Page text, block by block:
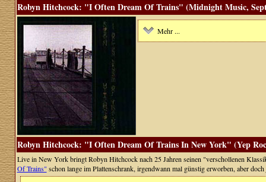
Robyn Hitchcock: "I Often Dream Of Trains" (Midnight Music,
Mehr ...
Robyn Hitchcock: "I Often Dream Of Trains In New York" (Yep
Live in New York bringt Robyn Hitchcock nach 25 Jahren seinen "verschollenen
Of Trains" schon lange im Plattenschrank, irgendwann mal günstig erworben, aber